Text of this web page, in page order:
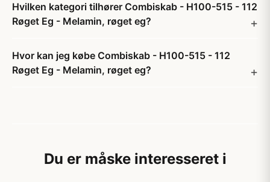
Hvilken kategori tilhører Combiskab - H100-515 - 112
Røget Eg - Melamin, røget eg?
Hvor kan jeg købe Combiskab - H100-515 - 112
Røget Eg - Melamin, røget eg?
Du er måske interesseret i